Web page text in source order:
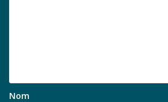
Nom